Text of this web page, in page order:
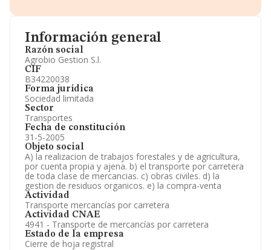
Información general
Razón social
Agrobio Gestion S.l.
CIF
B34220038
Forma jurídica
Sociedad limitada
Sector
Transportes
Fecha de constitución
31-5-2005
Objeto social
A) la realizacion de trabajos forestales y de agricultura,
por cuenta propia y ajena. b) el transporte por carretera
de toda clase de mercancias. c) obras civiles. d) la
gestion de residuos organicos. e) la compra-venta
Actividad
Transporte mercancías por carretera
Actividad CNAE
4941 - Transporte de mercancías por carretera
Estado de la empresa
Cierre de hoja registral
Información oficial y registral complementaria.